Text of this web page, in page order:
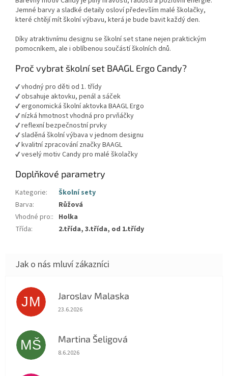
Jemné barvy a sladké detaily osloví především malé školačky,
které chtějí mít školní výbavu, která je bude bavit každý den.
Díky atraktivnímu designu se školní set stane nejen praktickým
pomocníkem, ale i oblíbenou součástí školních dnů.
Proč vybrat školní set BAAGL Ergo Candy?
✔ vhodný pro děti od 1. třídy
✔ obsahuje aktovku, penál a sáček
✔ ergonomická školní aktovka BAAGL Ergo
✔ nízká hmotnost vhodná pro prvňáčky
✔ reflexní bezpečnostní prvky
✔ sladěná školní výbava v jednom designu
✔ kvalitní zpracování značky BAAGL
✔ veselý motiv Candy pro malé školačky
Doplňkové parametry
Kategorie:
Školní sety
Barva:
Růžová
Vhodné pro:: Holka
Třída: 2.třída, 3.třída, od 1.třídy
JM Jaroslav Malaska
Hodnocení obchodu je 5 z 5 hvězdiček.
23.6.2026
MŠ Martina Šeligová
Hodnocení obchodu je 5 z 5 hvězdiček.
8.6.2026